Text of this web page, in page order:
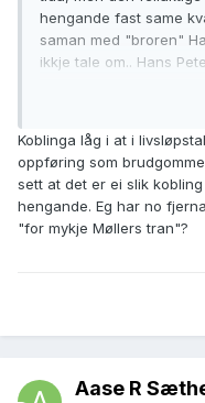
hengande fast same
saman med "broren"
ikkje tale om.. Hans
Koblinga låg i at i
oppføring som
sett at det er ei slik
hengande. Eg har no
"for mykje Møllers tran"?
Aase R